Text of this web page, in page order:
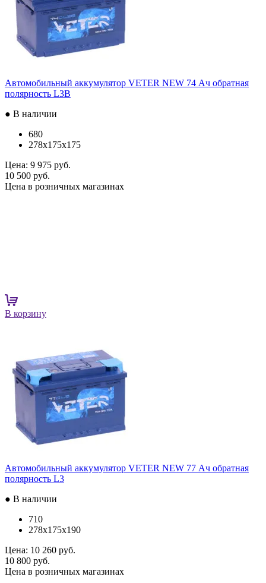
Автомобильный аккумулятор VETER NEW 74 Ач обратная
полярность L3B
● В наличии
680
278x175x175
Цена: 9 975 руб.
10 500 руб.
Цена в розничных магазинах
В корзину
Автомобильный аккумулятор VETER NEW 77 Ач обратная
полярность L3
● В наличии
710
278x175x190
Цена: 10 260 руб.
10 800 руб.
Цена в розничных магазинах